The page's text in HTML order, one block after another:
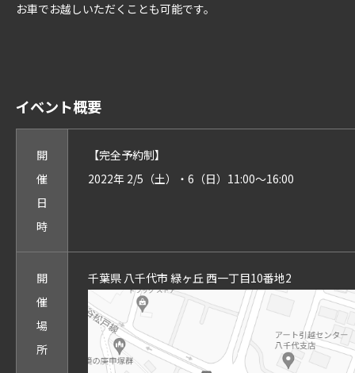
お車でお越しいただくことも可能です。
イベント概要
開
催
日
時
【完全予約制】
2022年 2/5（土）・6（日）11:00～16:00
開
催
場
所
千葉県 八千代市 緑ヶ丘 西一丁目10番地2